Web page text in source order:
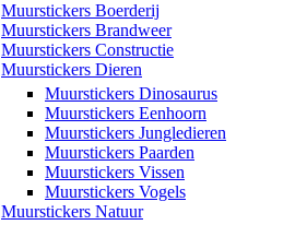
Muurstickers Boerderij
Muurstickers Brandweer
Muurstickers Constructie
Muurstickers Dieren
Muurstickers Dinosaurus
Muurstickers Eenhoorn
Muurstickers Jungledieren
Muurstickers Paarden
Muurstickers Vissen
Muurstickers Vogels
Muurstickers Natuur